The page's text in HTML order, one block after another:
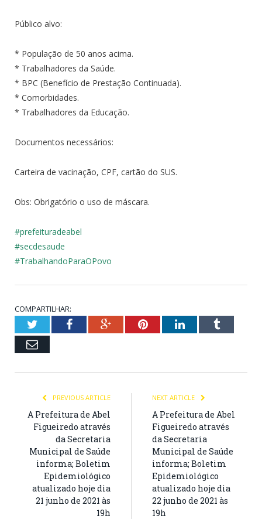
Público alvo:
* População de 50 anos acima.
* Trabalhadores da Saúde.
* BPC (Benefício de Prestação Continuada).
* Comorbidades.
* Trabalhadores da Educação.
Documentos necessários:
Carteira de vacinação, CPF, cartão do SUS.
Obs: Obrigatório o uso de máscara.
#prefeituradeabel
#secdesaude
#TrabalhandoParaOPovo
COMPARTILHAR:
TwitterFacebookGoogle+PinterestLinkedInTumblr
Email
PREVIOUS ARTICLE
A Prefeitura de Abel
Figueiredo através
da Secretaria
Municipal de Saúde
informa; Boletim
Epidemiológico
atualizado hoje dia
21 junho de 2021 às
19h
NEXT ARTICLE
A Prefeitura de Abel
Figueiredo através
da Secretaria
Municipal de Saúde
informa; Boletim
Epidemiológico
atualizado hoje dia
22 junho de 2021 às
19h